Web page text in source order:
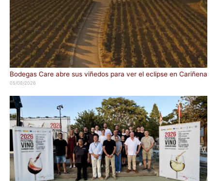
Bodegas Care abre sus viñedos para ver el eclipse en Cariñena
05/08/2026